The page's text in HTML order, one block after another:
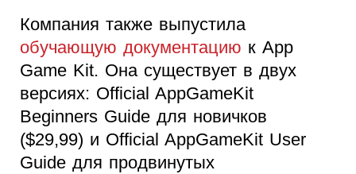
Компания также выпустила
обучающую документацию к App
Game Kit. Она существует в двух
версиях: Official AppGameKit
Beginners Guide для новичков
($29,99) и Official AppGameKit User
Guide для продвинутых